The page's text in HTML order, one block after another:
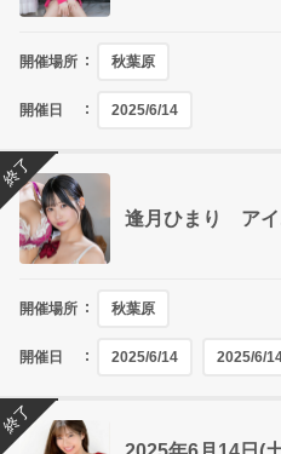
開催場所 秋葉原
開催日 2025/6/14
逢月ひまり アイ
開催場所 秋葉原
開催日 2025/6/14 2025/6/
終了
終了